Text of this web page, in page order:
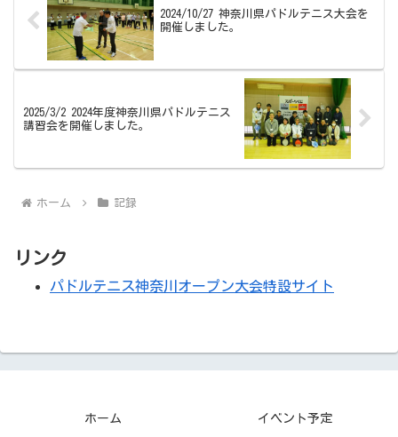
2024/10/27 神奈川県パドルテニス大会を
開催しました。
2025/3/2 2024年度神奈川県パドルテニス
講習会を開催しました。
ホーム 記録
リンク
パドルテニス神奈川オープン大会特設サイト
ホーム イベント予定